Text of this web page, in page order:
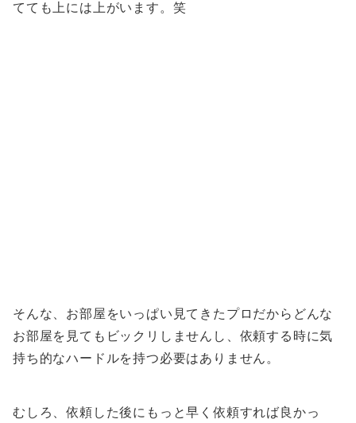
てても上には上がいます。笑
そんな、お部屋をいっぱい見てきたプロだからどんな
お部屋を見てもビックリしませんし、依頼する時に気
持ち的なハードルを持つ必要はありません。
むしろ、依頼した後にもっと早く依頼すれば良かっ